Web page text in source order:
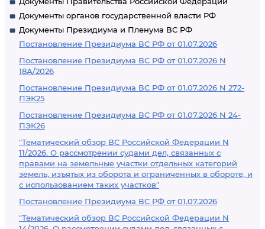
Документы органов государственной власти РФ
Документы Президиума и Пленума ВС РФ
Постановление Президиума ВС РФ от 01.07.2026
Постановление Президиума ВС РФ от 01.07.2026 N
18А/2026
Постановление Президиума ВС РФ от 01.07.2026 N 272-
ПЭК25
Постановление Президиума ВС РФ от 01.07.2026 N 24-
ПЭК26
"Тематический обзор ВС Российской Федерации N
11/2026. О рассмотрении судами дел, связанных с
правами на земельные участки отдельных категорий
земель, изъятых из оборота и ограниченных в обороте, и
с использованием таких участков"
Постановление Президиума ВС РФ от 01.07.2026
"Тематический обзор ВС Российской Федерации N